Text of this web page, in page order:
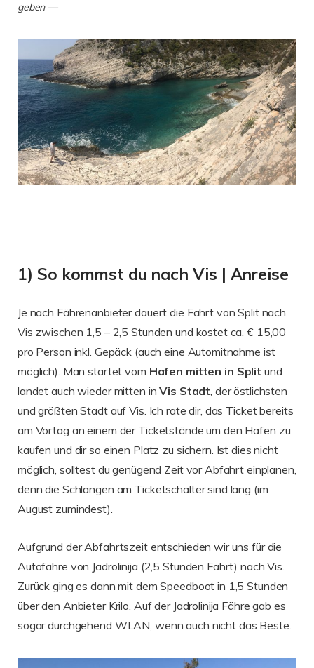
geben —
1) So kommst du nach Vis | Anreise
Je nach Fährenanbieter dauert die Fahrt von Split nach
Vis zwischen 1,5 – 2,5 Stunden und kostet ca. € 15,00
pro Person inkl. Gepäck (auch eine Automitnahme ist
möglich). Man startet vom Hafen mitten in Split und
landet auch wieder mitten inVis Stadt , der östlichsten
und größten Stadt auf Vis. Ich rate dir, das Ticket bereits
am Vortag an einem der Ticketstände um den Hafen zu
kaufen und dir so einen Platz zu sichern. Ist dies nicht
möglich, solltest du genügend Zeit vor Abfahrt einplanen,
denn die Schlangen am Ticketschalter sind lang (im
August zumindest).
Aufgrund der Abfahrtszeit entschieden wir uns für die
Autofähre von Jadrolinija (2,5 Stunden Fahrt) nach Vis.
Zurück ging es dann mit dem Speedboot in 1,5 Stunden
über den Anbieter Krilo. Auf der Jadrolinija Fähre gab es
sogar durchgehend WLAN, wenn auch nicht das Beste.